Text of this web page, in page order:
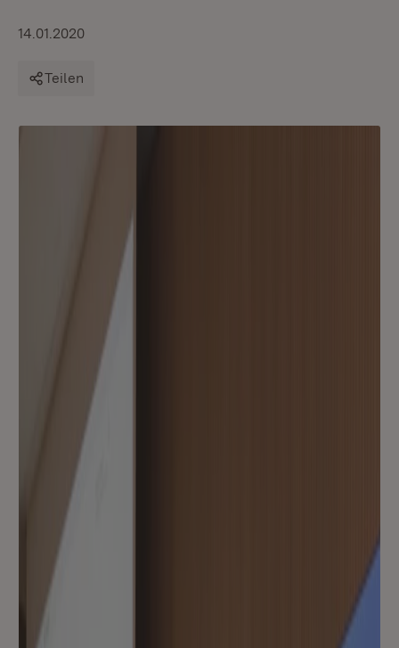
14.01.2020
Teilen